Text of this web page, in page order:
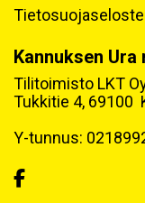
Tietosuojaseloste
Kannuksen Ura
Tilitoimisto LKT
Tukkitie 4, 69100
Y-tunnus: